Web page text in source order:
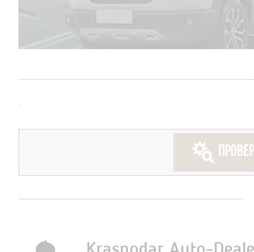
.